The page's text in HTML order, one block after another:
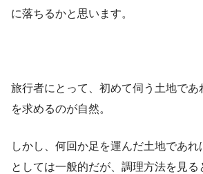
に落ちるかと思います。
旅行者にとって、初めて伺う土地であ
を求めるのが自然。
しかし、何回か足を運んだ土地であ
としては一般的だが、調理方法を見